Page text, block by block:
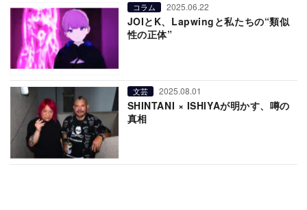
コラム 2025.06.22
JOIとK、Lapwingと私たちの“類似
性の正体”
文芸 2025.08.01
SHINTANI × ISHIYAが明かす、噂の
真相